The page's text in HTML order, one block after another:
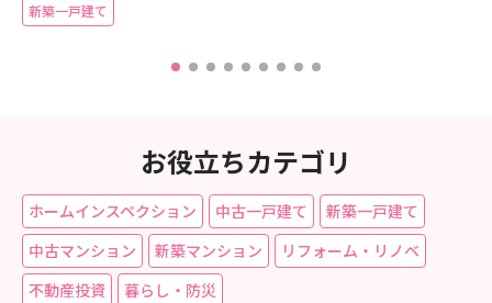
新築一戸建て
お役立ちカテゴリ
ホームインスペクション 中古一戸建て
新築一戸建て
中古マンション
新築マンション
リフォーム・リノベ
不動産投資
暮らし・防災